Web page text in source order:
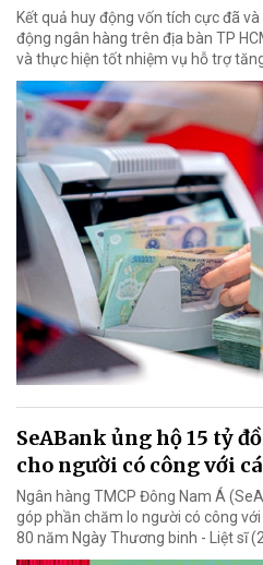
Kết quả huy động vốn tích cực đã
động ngân hàng trên địa bàn TP
và thực hiện tốt nhiệm vụ hỗ trợ
SeABank ủng hộ 15 tỷ
cho người có công với
Ngân hàng TMCP Đông Nam Á
góp phần chăm lo người có công
80 năm Ngày Thương binh - Liệt sĩ